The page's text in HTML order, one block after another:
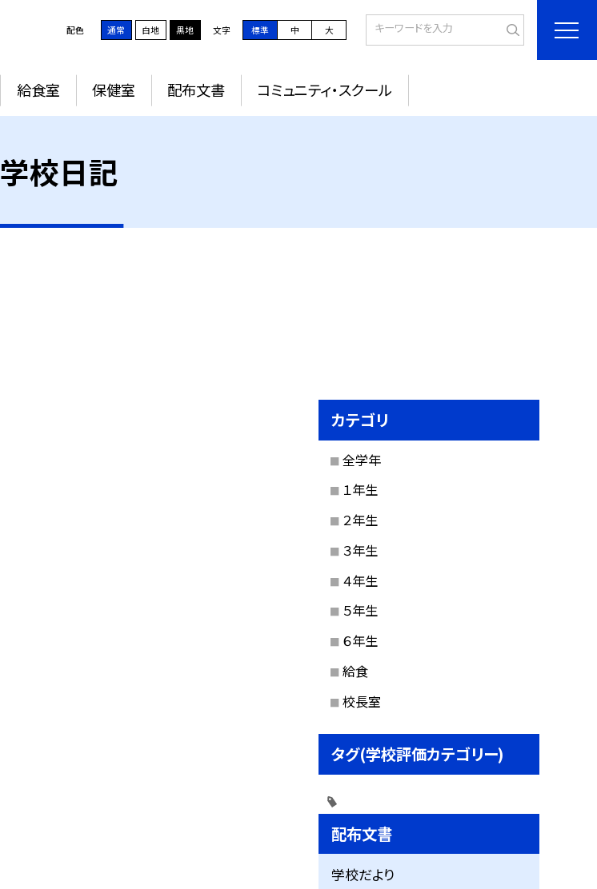
配色 通常 白地 黒地 文字 標準 中 大
給食室 保健室 配布文書 コミュニティ・スクール
学校日記
カテゴリ
全学年
１年生
２年生
３年生
４年生
５年生
６年生
給食
校長室
タグ(学校評価カテゴリー)
配布文書
学校だより